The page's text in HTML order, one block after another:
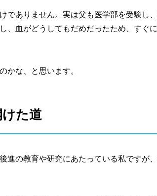
でありません。実は父も医学部を受験し
、血がどうしてもだめだったため、すぐ
かな、と思います。
た道
進の教育や研究にあたっている私ですが